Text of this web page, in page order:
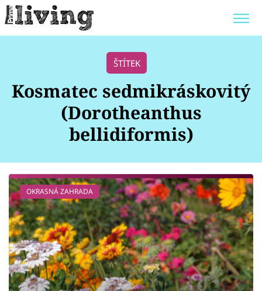
POKOJOVÉ KVĚTINY
ZAHRADA
Bydlení
Zahrada
Design
Sledujte prima+
ŠTÍTEK
Kosmatec sedmikráskovitý
(Dorotheanthus
bellidiformis)
OKRASNÁ ZAHRADA